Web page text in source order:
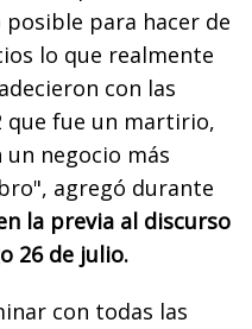
para hacer de
lo que realmente
con las
que fue un martirio,
negocio más
agregó durante
la previa al discurso
26 de julio.
con todas las